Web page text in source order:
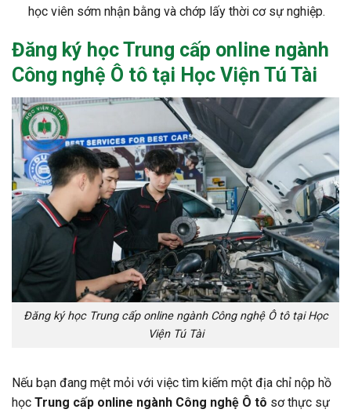
học viên sớm nhận bằng và chớp lấy thời cơ sự nghiệp.
Đăng ký họcTrung cấp online ngành
Công nghệ Ô tô tại Học Viện Tú Tài
Đăng ký học Trung cấp online ngành Công nghệ Ô tô tại Học
Viện Tú Tài
Nếu bạn đang mệt mỏi với việc tìm kiếm một địa chỉ nộp hồ
học Trung cấp online ngành Công nghệ Ô tô sơ thực sự